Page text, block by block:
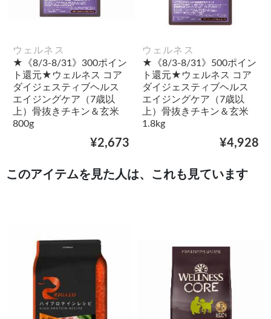
ウェルネス
★《8/3-8/31》300ポイン
ト還元★ウェルネス コア
ダイジェスティブヘルス
エイジングケア（7歳以
上）骨抜きチキン＆玄米
800g
¥2,673
ウェルネス
★《8/3-8/31》500ポイン
ト還元★ウェルネス コア
ダイジェスティブヘルス
エイジングケア（7歳以
上）骨抜きチキン＆玄米
1.8kg
¥4,928
このアイテムを見た人は、これも見ています